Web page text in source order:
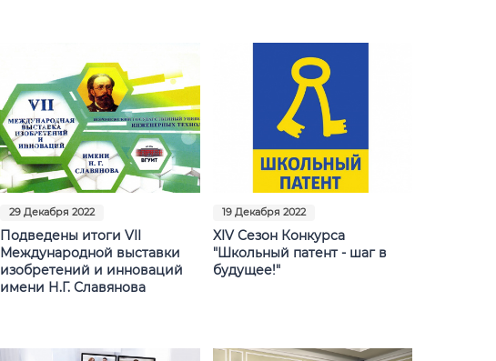
29 Декабря 2022
Подведены итоги VII
Международной выставки
изобретений и инноваций
имени Н.Г. Славянова
19 Декабря 2022
XIV Сезон Конкурса
"Школьный патент - шаг в
будущее!"